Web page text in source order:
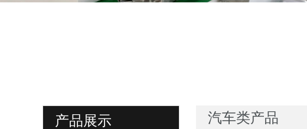
产品展示 汽车类产品